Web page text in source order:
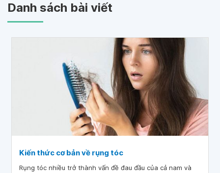
Danh sách bài viết
Kiến thức cơ bản về rụng tóc
Rụng tóc nhiều trở thành vấn đề đau đầu của cả nam và